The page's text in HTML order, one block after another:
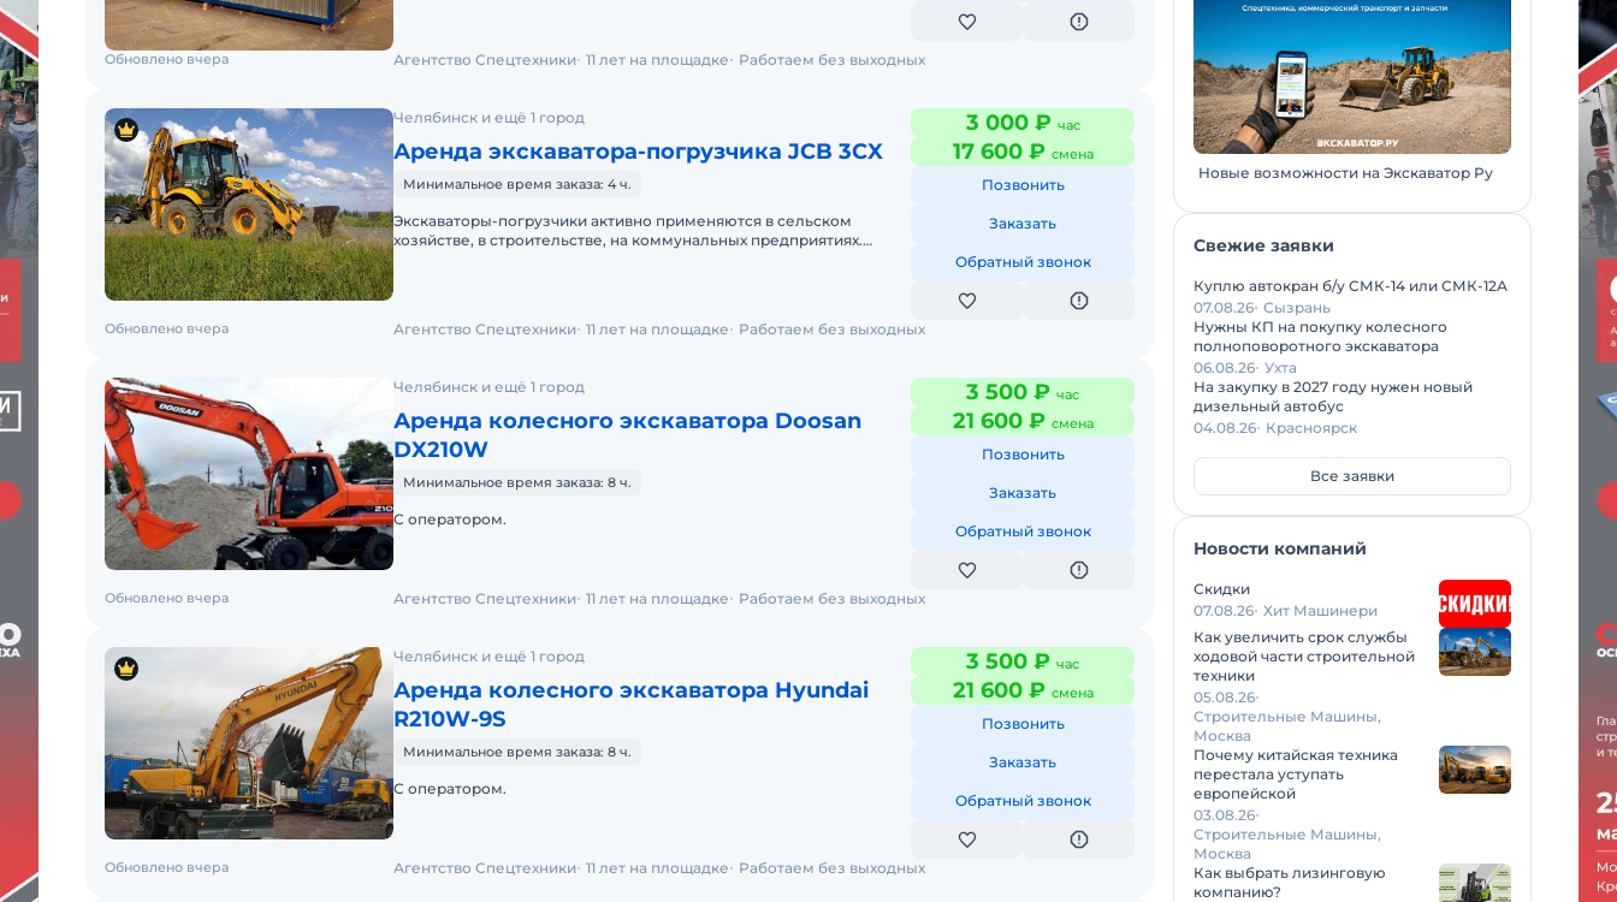
Обновлено вчера Агентство Спецтехники 11 лет на площадке Работаем без выходных
Челябинск и ещё 1 город
Аренда экскаватора-погрузчика JCB 3CX
Минимальное время заказа: 4 ч.
Экскаваторы-погрузчики активно применяются в сельском
хозяйстве, в строительстве, на коммунальных предприятиях.
3 000 ₽ час
17 600 ₽ смена
Позвонить
Заказать
Обратный звонок
Обновлено вчера Агентство Спецтехники 11 лет на площадке Работаем без выходных
Челябинск и ещё 1 город
Аренда колесного экскаватора Doosan
DX210W
Минимальное время заказа: 8 ч.
С оператором.
3 500 ₽ час
21 600 ₽ смена
Позвонить
Заказать
Обратный звонок
Обновлено вчера Агентство Спецтехники 11 лет на площадке Работаем без выходных
Челябинск и ещё 1 город
Аренда колесного экскаватора Hyundai
R210W-9S
Минимальное время заказа: 8 ч.
С оператором.
3 500 ₽ час
21 600 ₽ смена
Позвонить
Заказать
Обратный звонок
Обновлено вчера Агентство Спецтехники 11 лет на площадке Работаем без выходных
Новые возможности на Экскаватор Ру
Свежие заявки
Куплю автокран б/у СМК-14 или СМК-12А
07.08.26 Сызрань
Нужны КП на покупку колесного
полноповоротного экскаватора
06.08.26 Ухта
На закупку в 2027 году нужен новый
дизельный автобус
04.08.26 Красноярск
Все заявки
Новости компаний
Скидки
07.08.26 Хит Машинери
Как увеличить срок службы
ходовой части строительной
техники
05.08.26
Строительные Машины,
Москва
Почему китайская техника
перестала уступать
европейской
03.08.26
Строительные Машины,
Москва
Как выбрать лизинговую
компанию?